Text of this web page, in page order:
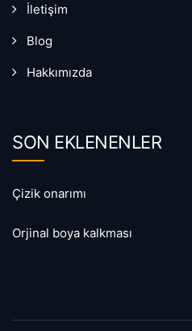
İletişim
Blog
Hakkımızda
SON EKLENENLER
Çizik onarımı
Orjinal boya kalkması